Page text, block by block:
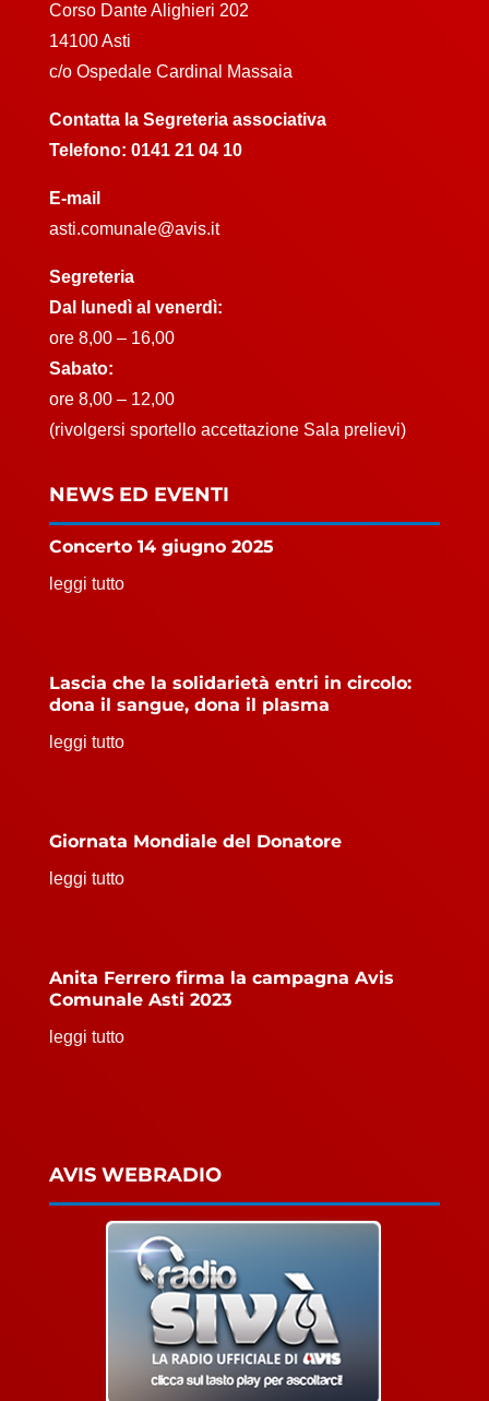
Corso Dante Alighieri 202
14100 Asti
c/o Ospedale Cardinal Massaia
Contatta la Segreteria associativa
Telefono: 0141 21 04 10
E-mail
asti.comunale@avis.it
Segreteria
Dal lunedì al venerdì:
ore 8,00 – 16,00
Sabato:
ore 8,00 – 12,00
(rivolgersi sportello accettazione Sala prelievi)
NEWS ED EVENTI
Concerto 14 giugno 2025
leggi tutto
Lascia che la solidarietà entri in circolo:
dona il sangue, dona il plasma
leggi tutto
Giornata Mondiale del Donatore
leggi tutto
Anita Ferrero firma la campagna Avis
Comunale Asti 2023
leggi tutto
AVIS WEBRADIO